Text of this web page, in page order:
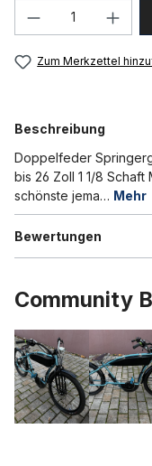
Produkt
Zum Merkzettel
Beschreibung
Doppelfeder
bis 26 Zoll 1 1/8
schönste jema… Mehr
Bewertungen
Community